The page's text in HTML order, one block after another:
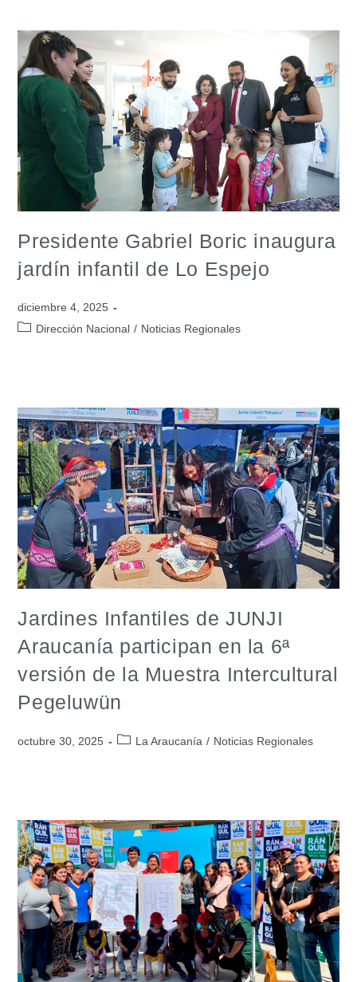
Presidente Gabriel Boric inaugura
jardín infantil de Lo Espejo
diciembre 4, 2025
Dirección Nacional / Noticias Regionales
Jardines Infantiles de JUNJI
Araucanía participan en la 6ª
versión de la Muestra Intercultural
Pegeluwün
octubre 30, 2025 La Araucanía / Noticias Regionales